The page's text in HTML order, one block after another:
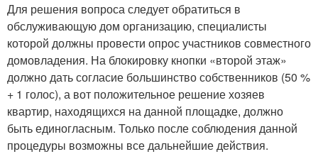
Для решения вопроса следует обратиться в
обслуживающую дом организацию, специалисты
которой должны провести опрос участников совместного
домовладения. На блокировку кнопки «второй этаж»
должно дать согласие большинство собственников (50 %
+ 1 голос), а вот положительное решение хозяев
квартир, находящихся на данной площадке, должно
быть единогласным. Только после соблюдения данной
процедуры возможны все дальнейшие действия.